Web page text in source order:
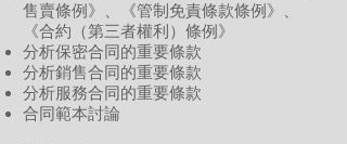
售賣條例》、《管制免責條款條例》、
《合約（第三者權利）條例》
分析保密合同的重要條款
分析銷售合同的重要條款
分析服務合同的重要條款
合同範本討論